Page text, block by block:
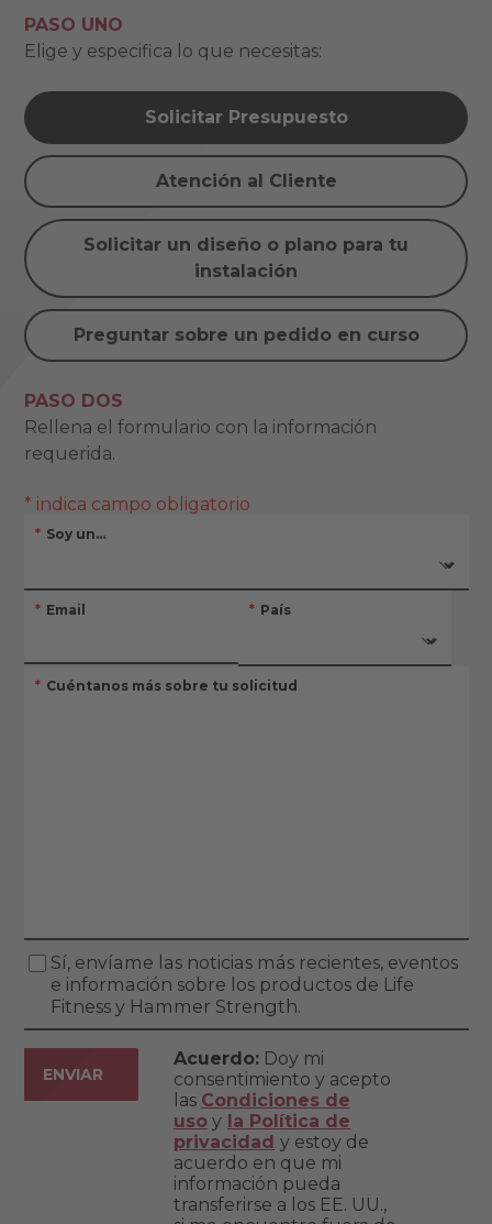
PASO UNO
Elige y especifica lo que necesitas:
Solicitar Presupuesto
Atención al Cliente
Solicitar un diseño o plano para tu
instalación
Preguntar sobre un pedido en curso
PASO DOS
Rellena el formulario con la información
requerida.